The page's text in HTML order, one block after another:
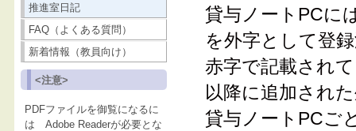
推進室日記
FAQ（よくある質問）
新着情報（教員向け）
<注意>
PDFファイルを御覧になるに
は Adobe Readerが必要とな
貸与ノートPCに
を外字として登
赤字で記載され
以降に追加され
貸与ノートPCご